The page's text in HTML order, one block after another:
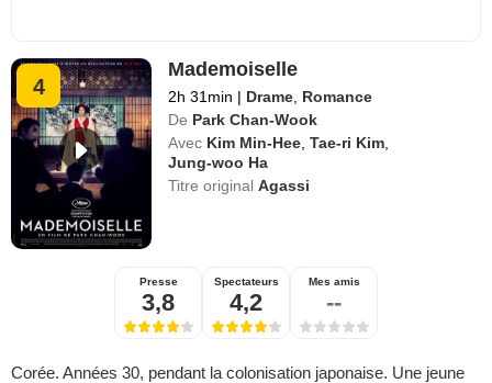
4
Mademoiselle
2h 31min | Drame Romance
De Park Chan-Wook
Avec Kim Min-Hee ,Tae-ri Kim
Jung-woo Ha
Titre originalAgassi
Presse
3,8
Spectateurs
4,2
Mes amis
--
Corée. Années 30, pendant la colonisation japonaise. Une jeune